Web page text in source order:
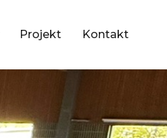
Projekt Kontakt